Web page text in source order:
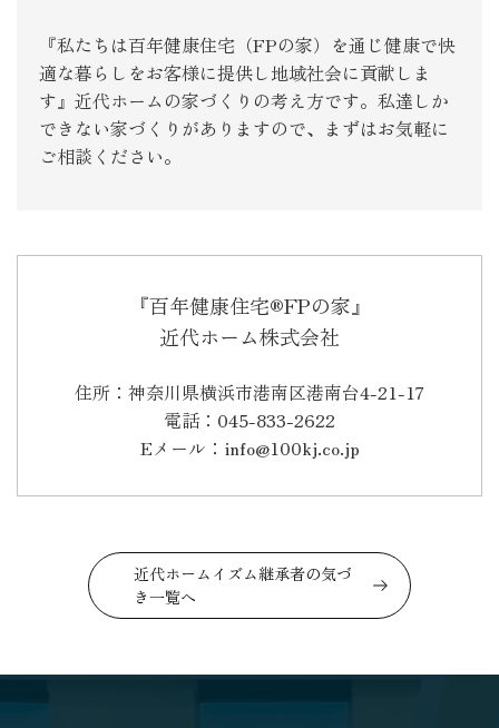
『私たちは百年健康住宅（FPの家）を通じ健康で快
適な暮らしをお客様に提供し地域社会に貢献しま
す』近代ホームの家づくりの考え方です。私達しか
できない家づくりがありますので、まずはお気軽に
ご相談ください。
『百年健康住宅®FPの家』
近代ホーム株式会社
住所：神奈川県横浜市港南区港南台4-21-17
電話：045-833-2622
Eメール：info@100kj.co.jp
近代ホームイズム継承者の気づ
き一覧へ